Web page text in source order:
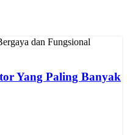
Yang Paling Banyak